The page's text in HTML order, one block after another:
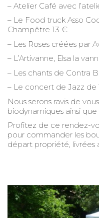
– Atelier Café avec
– Le Food truck Asso
Champêtre 13 €
– Les Roses créées par
– L’Artivanne, Elsa la
– Les chants de Contra
– Le concert de Jazz de
Nous serons ravis de
biodynamiques ainsi que
Profitez de ce rendez-
pour commander les
départ propriété, livrées